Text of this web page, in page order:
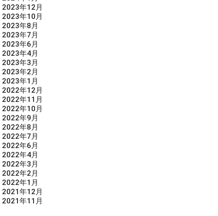
2023年12月
2023年10月
2023年8月
2023年7月
2023年6月
2023年4月
2023年3月
2023年2月
2023年1月
2022年12月
2022年11月
2022年10月
2022年9月
2022年8月
2022年7月
2022年6月
2022年4月
2022年3月
2022年2月
2022年1月
2021年12月
2021年11月